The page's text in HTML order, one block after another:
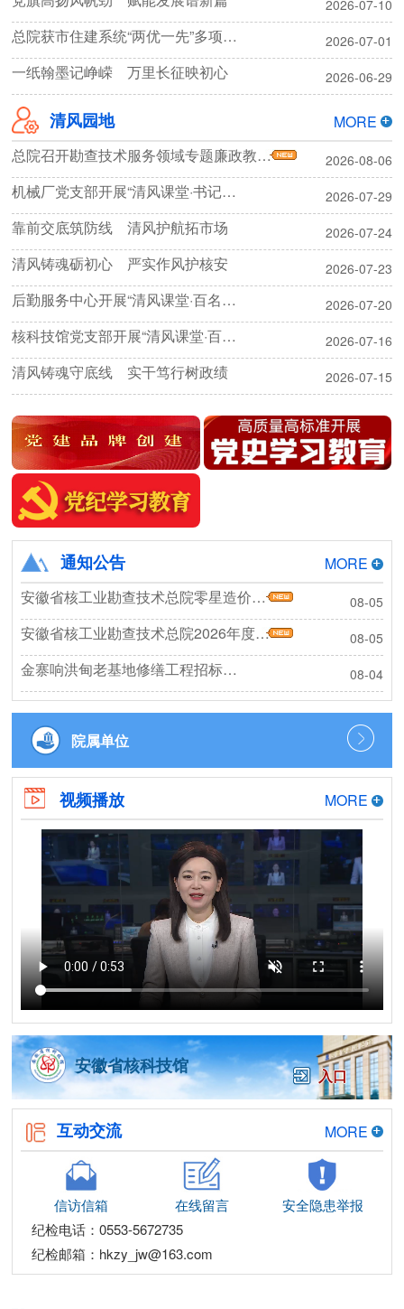
2026-07-10
总院获市住建系统“两优一先”多项表彰 2026-07-01
一纸翰墨记峥嵘 万里长征映初心 2026-06-29
清风园地
MORE
总院召开勘查技术服务领域专题廉政教育暨集体廉政谈话会议
2026-08-06
机械厂党支部开展“清风课堂·书记话清廉”专题学习 2026-07-29
靠前交底筑防线 清风护航拓市场 2026-07-24
清风铸魂砺初心 严实作风护核安 2026-07-23
后勤服务中心开展“清风课堂·百名书记话清廉”暨劳动纪律主题活动 2026-07-20
核科技馆党支部开展“清风课堂·百名书记话清廉”专题学习活动 2026-07-16
清风铸魂守底线 实干笃行树政绩 2026-07-15
通知公告
MORE
安徽省核工业勘查技术总院零星造价咨询框架协议询价公告
08-05
安徽省核工业勘查技术总院2026年度秋季工作服采购项目成交结果公告 08-05
金寨响洪甸老基地修缮工程招标公告 08-04
院属单位
视频播放 MORE
安徽省核科技馆 入口
互动交流 MORE
信访信箱 在线留言
安全隐患举报
纪检电话：0553-5672735
纪检邮箱：hkzy_jw@163.com